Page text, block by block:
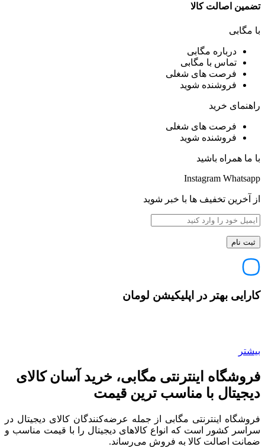
تضمین اصالت کالا
با مگابی
درباره مگابی
تماس با مگابی
فرصت های شغلی
فروشنده شوید
راهنمای خرید
فرصت های شغلی
فروشنده شوید
با ما همراه باشید
Instagram Whatsapp
از آخرین تخفیف ها با خبر شوید
کارایی بهتر در اپلیکیشن لومان
بیشتر
فروشگاه اینترنتی مگابی، خرید آسان کالای
دیجیتال با مناسب ترین قیمت
فروشگاه اینترنتی مگابی از جمله عرضه‌کنندگان کالای دیجیتال در
سراسر کشور است که انواع کالاهای دیجیتال را با قیمت مناسب و
ضمانت اصالت کالا به فروش می‌رساند.